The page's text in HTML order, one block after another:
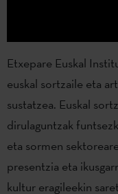
Etxepare Euskal
euskal sortzaile eta
sustatzea. Euskal
dirulaguntzak
eta sormen
presentzia eta
kultur eragileekin